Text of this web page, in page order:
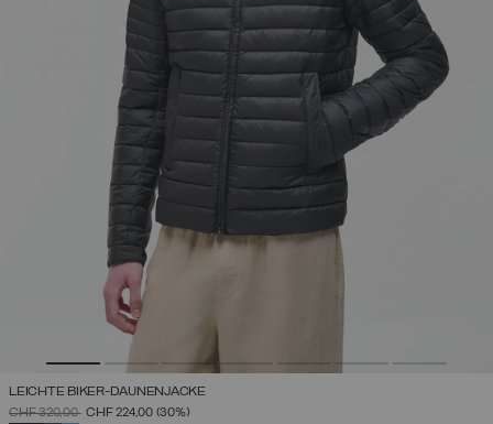
LEICHTE BIKER-DAUNENJACKE
PREIS REDUZIERT VON
CHF 320,00AUF
CHF 224,00 (30%)